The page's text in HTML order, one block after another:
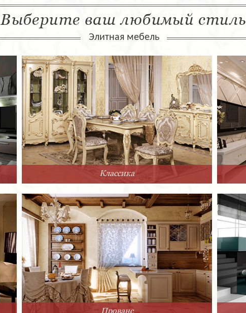
Выберите ваш любимый стиль
Элитная мебель
Классика
Прованс